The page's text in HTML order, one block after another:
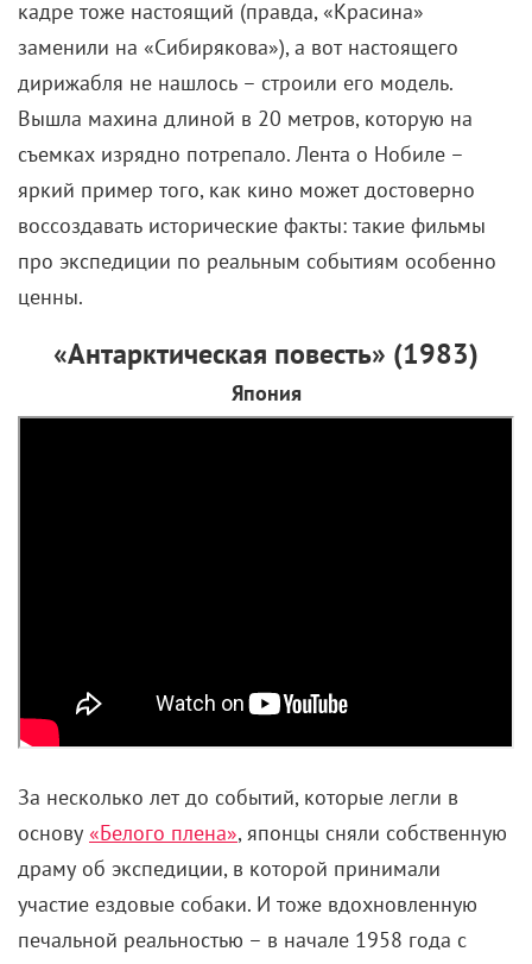
события – а именно спасение итальянских
аэронавтов в Арктике в 1928 году. Тогда
экспедиция под руководством итальянского
исследователя Умберто Нобиле потерпела неудачу:
часть экипажа погибла, часть – осталась в ледяном
плену. Поскольку передвигались люди на
дирижабле, выбраться самостоятельно они не
смогли – и последних членов экспедиции забирал
советский ледокол «Красин».
По сюжету фильма, спустя сорок лет после трагедии
Нобиле продолжает мучать совесть: в своем
воображении он вновь собирает участников
К съемкам двухсерийной эпопеи, кстати, подошли
ответственно – снимали на Земле Франца-Иосифа,
кадре тоже настоящий (правда, «Красина»
заменили на «Сибирякова»), а вот настоящего
дирижабля не нашлось – строили его модель.
Вышла махина длиной в 20 метров, которую на
съемках изрядно потрепало. Лента о Нобиле –